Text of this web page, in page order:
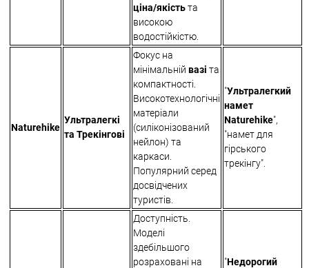
ціна/якістьта
високою
водостійкістю.
Naturehike
Ультралегкі
та Трекінгові
Фокус на
мінімальній вазі та
компактності.
Високотехнологічні
матеріали
(силіконізований
нейлон) та
каркаси.
Популярний серед
досвідчених
туристів.
"Ультралегкий
намет
Naturehike",
"намет для
гірського
трекінгу".
Доступність.
Моделі
здебільшого
розраховані на
"Недорогий